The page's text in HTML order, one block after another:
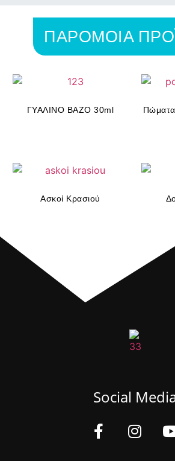
ΠΑΡΟΜΟΙΑ
ΓΥΑΛΙΝΟ ΒΑΖΟ 30ml
Πώματα
Ασκοί Κρασιού
Social